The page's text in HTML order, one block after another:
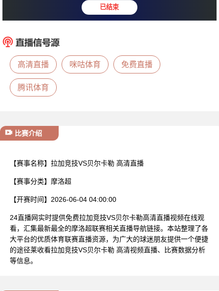
拉加竞技 : 贝尔
高清直播 咪咕体育 免费直播
腾讯体育
比赛介绍
【赛事名称】 拉加竞技VS贝尔卡勒 高清直播
【赛事分类】 摩洛超
【开赛时间】 2026-06-04 04:00:00
24直播网实时提供免费拉加竞技VS贝尔卡勒高清直播视频在线观
看，汇集最新最全的摩洛超联赛相关直播导航链接。本站整理了各
大平台的优质体育联赛直播资源，为广大的球迷朋友提供一个便捷
的途径莱收看拉加竞技VS贝尔卡勒 高清视频直播、比赛数据分析
等信息。